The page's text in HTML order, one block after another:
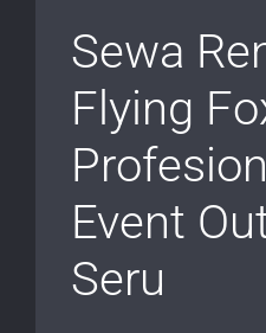
Sewa
Flying
Event
Seru